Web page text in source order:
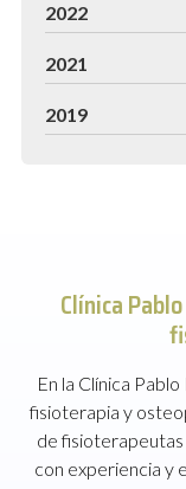
2022
2021
2019
Clínica
En la Clínica
fisioterapia y
de
con experiencia y